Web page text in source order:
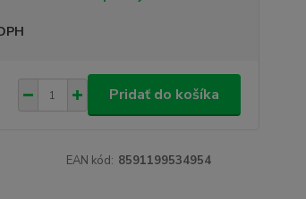
Pridať do košíka
EAN kód: 8591199534954